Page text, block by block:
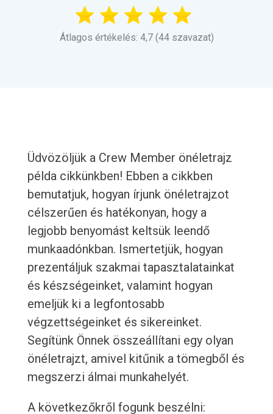
Átlagos értékelés: 4,7 (44 szavazat)
Üdvözöljük a Crew Member önéletrajz
példa cikkünkben! Ebben a cikkben
bemutatjuk, hogyan írjunk önéletrajzot
célszerűen és hatékonyan, hogy a
legjobb benyomást keltsük leendő
munkaadónkban. Ismertetjük, hogyan
prezentáljuk szakmai tapasztalatainkat
és készségeinket, valamint hogyan
emeljük ki a legfontosabb
végzettségeinket és sikereinket.
Segítünk Önnek összeállítani egy olyan
önéletrajzt, amivel kitűnik a tömegből és
megszerzi álmai munkahelyét.
A következőkről fogunk beszélni: